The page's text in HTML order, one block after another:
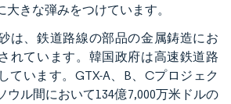
大きな弾みをつけています。
は、鉄道路線の部品の金属鋳造にお
れています。韓国政府は高速鉄道路
ています。GTX-A、B、Cプロジェク
ウル間において134億7,000万米ドルの